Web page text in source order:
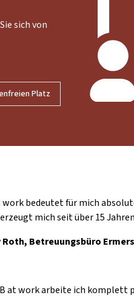
sich von
Platz
work bedeutet für mich
mich seit über 15
Roth, Betreuungsbüro
at work arbeite ich komplett